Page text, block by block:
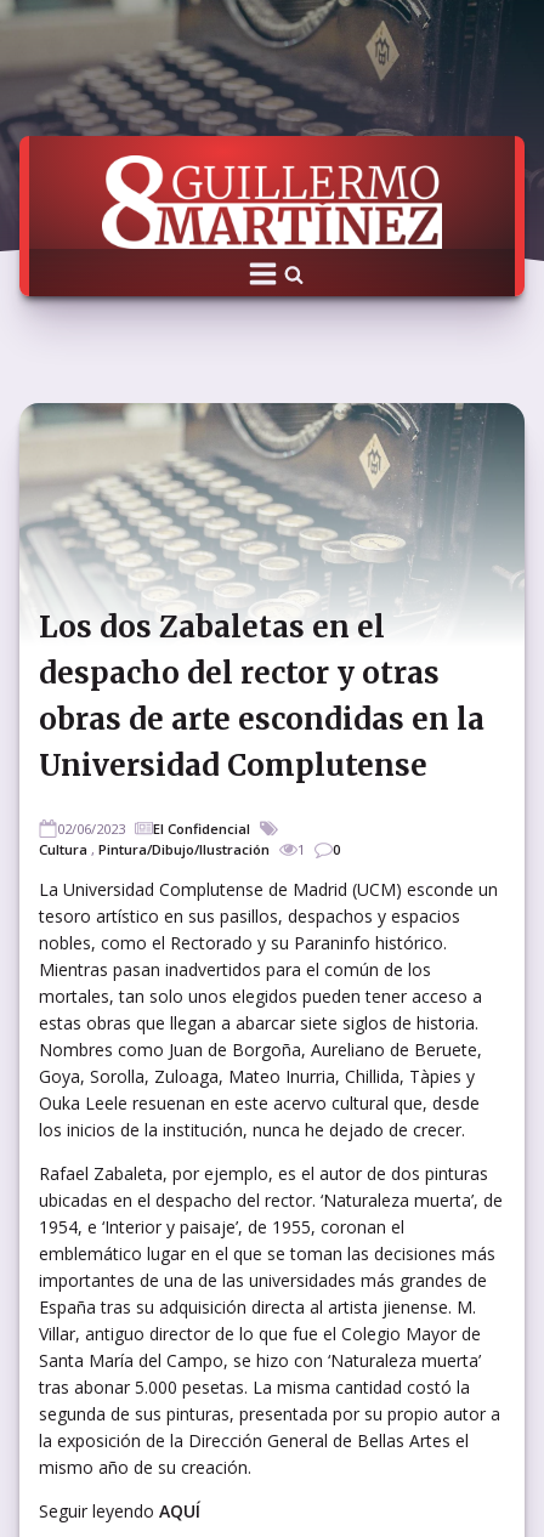
Los dos Zabaletas en el
despacho del rector y otras
obras de arte escondidas en la
Universidad Complutense
02/06/2023
El Confidencial
Cultura , Pintura/Dibujo/Ilustración 1 0
La Universidad Complutense de Madrid (UCM) esconde un
tesoro artístico en sus pasillos, despachos y espacios
nobles, como el Rectorado y su Paraninfo histórico.
Mientras pasan inadvertidos para el común de los
mortales, tan solo unos elegidos pueden tener acceso a
estas obras que llegan a abarcar siete siglos de historia.
Nombres como Juan de Borgoña, Aureliano de Beruete,
Goya, Sorolla, Zuloaga, Mateo Inurria, Chillida, Tàpies y
Ouka Leele resuenan en este acervo cultural que, desde
los inicios de la institución, nunca he dejado de crecer.
Rafael Zabaleta, por ejemplo, es el autor de dos pinturas
ubicadas en el despacho del rector. ‘Naturaleza muerta’, de
1954, e ‘Interior y paisaje’, de 1955, coronan el
emblemático lugar en el que se toman las decisiones más
importantes de una de las universidades más grandes de
España tras su adquisición directa al artista jienense. M.
Villar, antiguo director de lo que fue el Colegio Mayor de
Santa María del Campo, se hizo con ‘Naturaleza muerta’
tras abonar 5.000 pesetas. La misma cantidad costó la
segunda de sus pinturas, presentada por su propio autor a
la exposición de la Dirección General de Bellas Artes el
mismo año de su creación.
Seguir leyendo AQUÍ